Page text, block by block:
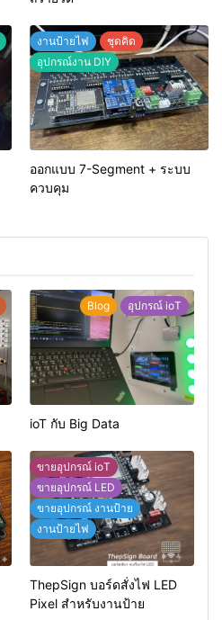
งานป้ายไฟ
ชุดคิด
อุปกรณ์งาน DIY
ออกแบบ 7-Segment + ระบบ
ควบคุม
Blog อุปกรณ์ ioT
ioT กับ Big Data
ขายอุปกรณ์ ioT
ขายอุปกรณ์ LED
ขายอุปกรณ์ งานป้าย
งานป้ายไฟ
ThepSign บอร์ดสั่งไฟ LED
Pixel สำหรับงานป้าย